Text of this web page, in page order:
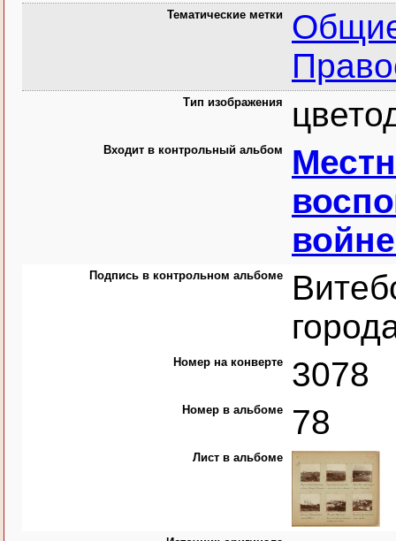
Тематические метки
Тип изображения
Входит в контрольный альбом
Подпись в контрольном альбоме
Номер на конверте 3078
Номер в альбоме 78
Лист в альбоме